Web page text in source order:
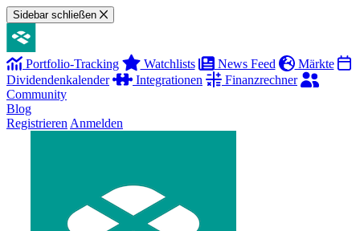
Sidebar schließen
Portfolio-Tracking Watchlists News Feed
Märkte
Dividendenkalender
Integrationen
Finanzrechner
Community
Blog
Registrieren Anmelden